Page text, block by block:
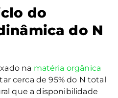
do
do N
na matéria orgânica
cerca de 95% do N total
que a disponibilidade